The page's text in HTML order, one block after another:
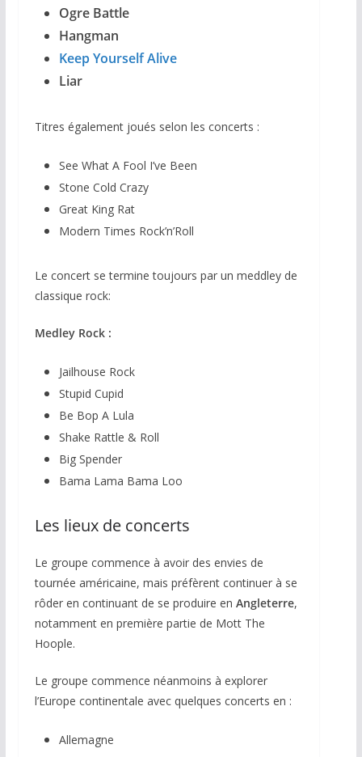
Ogre Battle
Hangman
Keep Yourself Alive
Liar
Titres également joués selon les concerts :
See What A Fool I’ve Been
Stone Cold Crazy
Great King Rat
Modern Times Rock’n’Roll
Le concert se termine toujours par un meddley de
classique rock:
Medley Rock :
Jailhouse Rock
Stupid Cupid
Be Bop A Lula
Shake Rattle & Roll
Big Spender
Bama Lama Bama Loo
Les lieux de concerts
Le groupe commence à avoir des envies de
tournée américaine, mais préfèrent continuer à se
rôder en continuant de se produire en Angleterre,
notamment en première partie de Mott The
Hoople.
Le groupe commence néanmoins à explorer
l’Europe continentale avec quelques concerts en :
Allemagne